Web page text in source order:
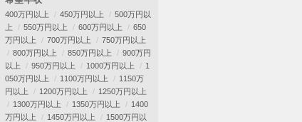
400万円以上 450万円以上
500万円以
上
550万円以上 600万円以上
650
万円以上
700万円以上
750万円以上
800万円以上
850万円以上
900万円
以上
950万円以上 1000万円以上
1
050万円以上
1100万円以上
1150万
円以上
1200万円以上
1250万円以上
1300万円以上
1350万円以上
1400
万円以上
1450万円以上
1500万円以